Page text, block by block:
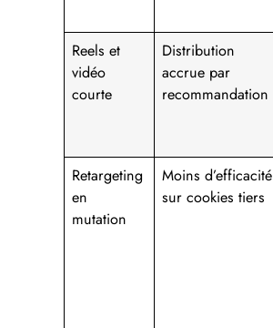
Reels et
vidéo
courte
Distribution
accrue par
recommandation
Retargeting
en
mutation
Moins d’efficacité
sur cookies tiers